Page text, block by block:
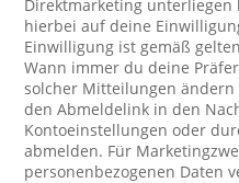
Direktmarketing unterliegen
hierbei auf deine
Einwilligung ist gemäß
Wann immer du deine
solcher Mitteilungen
den Abmeldelink in den
Kontoeinstellungen oder
abmelden. Für
personenbezogenen Daten